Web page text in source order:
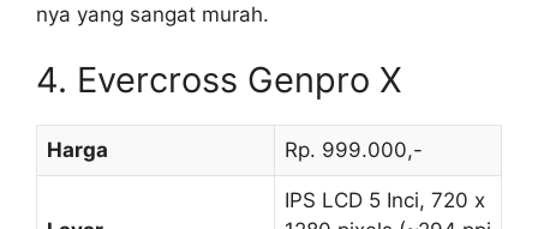
nya yang sangat murah.
4. Evercross Genpro X
Harga Rp. 999.000,-
IPS LCD 5 Inci, 720 x